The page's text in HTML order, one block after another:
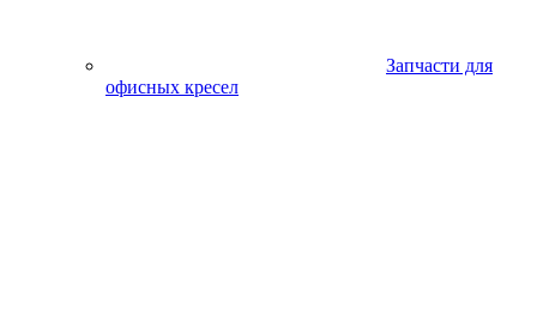
Запчасти для
офисных кресел